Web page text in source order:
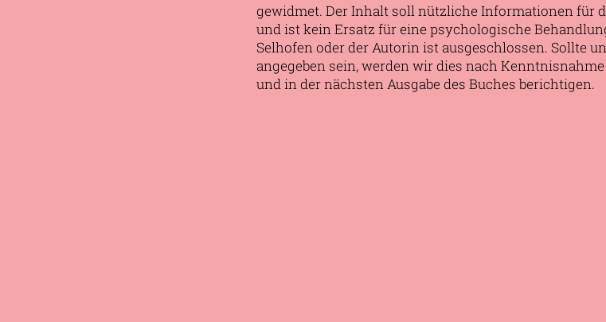
gewidmet. Der Inhalt soll nützliche Informationen für
und ist kein Ersatz für eine psychologische
Selhofen oder der Autorin ist ausgeschlossen. Sollte
angegeben sein, werden wir dies nach
und in der nächsten Ausgabe des Buches berichtigen.